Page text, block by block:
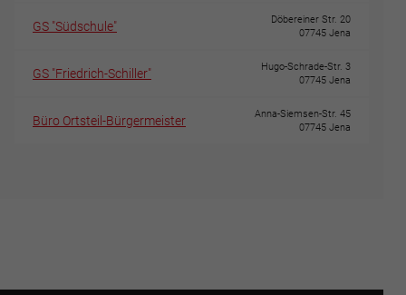
GS "Südschule"
Döbereiner Str. 20
07745 Jena
GS "Friedrich-Schiller"
Hugo-Schrade-Str. 3
07745 Jena
Büro Ortsteil-Bürgermeister
Anna-Siemsen-Str. 45
07745 Jena